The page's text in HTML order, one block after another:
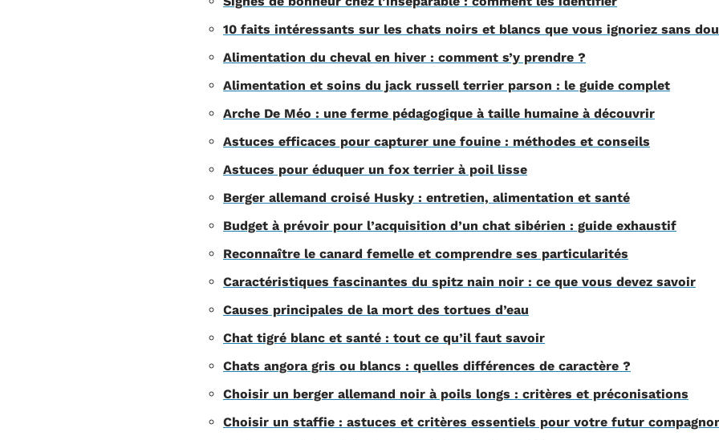
10 faits intéressants sur les chats noirs et blancs que vous ignoriez sans
Alimentation du cheval en hiver : comment s’y prendre ?
Alimentation et soins du jack russell terrier parson : le guide complet
Arche De Méo : une ferme pédagogique à taille humaine à découvrir
Astuces efficaces pour capturer une fouine : méthodes et conseils
Astuces pour éduquer un fox terrier à poil lisse
Berger allemand croisé Husky : entretien, alimentation et santé
Budget à prévoir pour l’acquisition d’un chat sibérien : guide exhaustif
Reconnaître le canard femelle et comprendre ses particularités
Caractéristiques fascinantes du spitz nain noir : ce que vous devez savoir
Causes principales de la mort des tortues d’eau
Chat tigré blanc et santé : tout ce qu’il faut savoir
Chats angora gris ou blancs : quelles différences de caractère ?
Choisir un berger allemand noir à poils longs : critères et préconisations
Choisir un staffie : astuces et critères essentiels pour votre futur